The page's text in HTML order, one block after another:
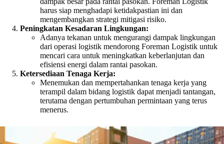
harus siap menghadapi ketidakpastian ini dan
mengembangkan strategi mitigasi risiko.
Peningkatan Kesadaran Lingkungan:
Adanya tekanan untuk mengurangi dampak lingkungan
dari operasi logistik mendorong Foreman Logistik untuk
mencari cara untuk meningkatkan keberlanjutan dan
efisiensi energi dalam rantai pasokan.
Ketersediaan Tenaga Kerja:
Menemukan dan mempertahankan tenaga kerja yang
terampil dalam bidang logistik dapat menjadi tantangan,
terutama dengan pertumbuhan permintaan yang terus
menerus.